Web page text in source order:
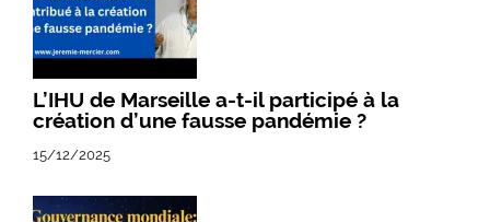
L’IHU de Marseille a-t-il participé à la
création d’une fausse pandémie ?
15/12/2025